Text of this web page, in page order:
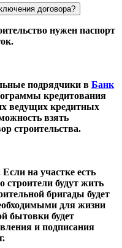
договора?
нужен паспорт
подрядчики в Банк
кредитования
ведущих кредитных
взять
строительства.
на участке есть
строители будут жить
бригады будет
для жизни
бытовки будет
и подписания